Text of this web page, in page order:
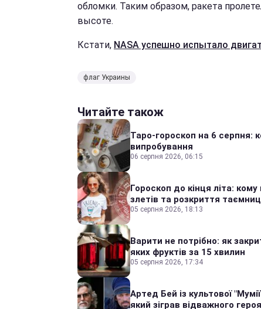
обломки. Таким образом, ракета
высоте.
Кстати, NASA успешно испытало
флаг Украины
Читайте також
Таро-гороскоп на 6 серпня:
випробування
06 серпня 2026, 06:15
Гороскоп до кінця літа:
злетів та розкриття
05 серпня 2026, 18:13
Варити не потрібно: як
яких фруктів за 15 хвилин
05 серпня 2026, 17:34
Артед Бей із культової
який зіграв відважного героя